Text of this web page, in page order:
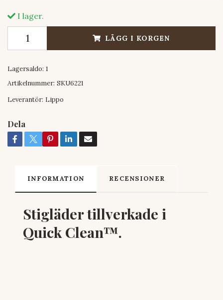
I lager.
LÄGG I KORGEN
Lagersaldo: 1
Artikelnummer: SKU6221
Leverantör: Lippo
Dela
INFORMATION RECENSIONER
Stigläder tillverkade i
Quick Clean™.